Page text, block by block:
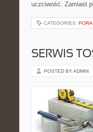
uczciwość. Zamiast
CATEGORIES:
SERWIS
POSTED BY ADMIN